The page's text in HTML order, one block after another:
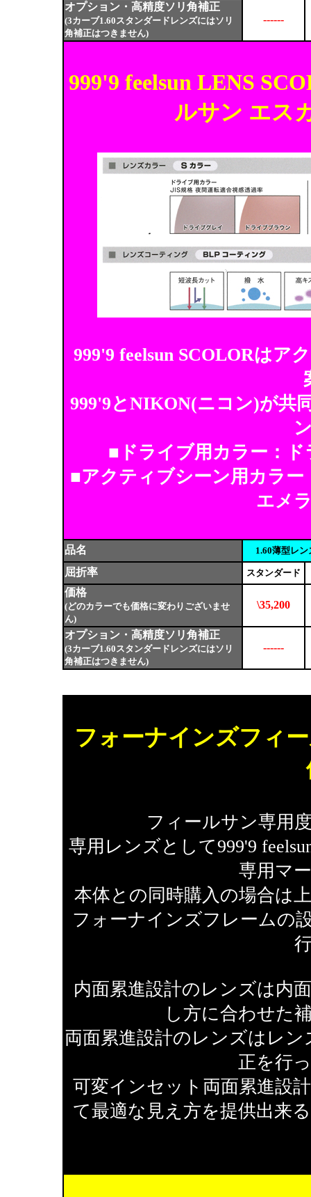
オプション・高精度ソリ角補正
(3カーブ1.60スタンダードレンズにはソリ
角補正はつきません)
------
999'9 feelsun LENS
ルサン エス
999'9 feelsun SCOLORはア
999'9とNIKON(ニコン)が共
■ドライブ用カラー：
■アクティブシーン用カラ
エメ
品名 1.60薄型レ
屈折率 スタンダード
価格
(どのカラーでも価格に変わりございませ
ん)
\35,200
オプション・高精度ソリ角補正
(3カーブ1.60スタンダードレンズにはソリ
角補正はつきません)
------
フォーナインズフィ
フィールサン専用
専用レンズとして999'9
専用マ
本体との同時購入の場合は
フォーナインズフレームの
内面累進設計のレンズは内
し方に合わせた
両面累進設計のレンズはレ
正を行
可変インセット両面累進設
て最適な見え方を提供出来